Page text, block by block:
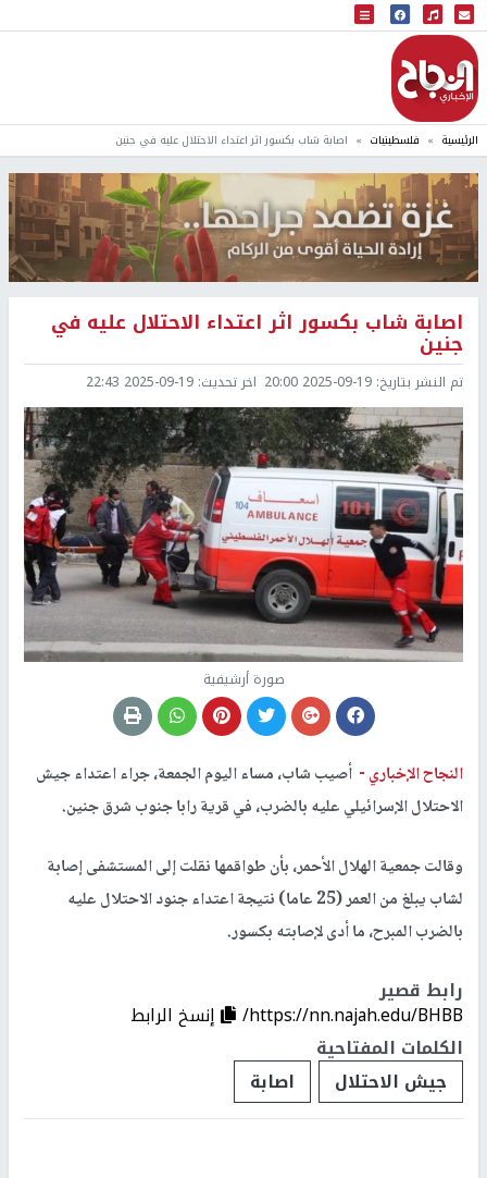
البث المباشر
إذاعة النجاح
الرئيسية فلسطينيات اصابة شاب بكسور اثر اعتداء الاحتلال عليه في جنين
اصابة شاب بكسور اثر اعتداء الاحتلال عليه في
جنين
تم النشر بتاريخ: 2025-09-19 20:00 اخر تحديث: 2025-09-19 22:43
صورة أرشيفية
النجاح الإخباري - أصيب شاب، مساء اليوم الجمعة، جراء اعتداء جيش
الاحتلال الإسرائيلي عليه بالضرب، في قرية رابا جنوب شرق جنين.
وقالت جمعية الهلال الأحمر، بأن طواقمها نقلت إلى المستشفى إصابة
لشاب يبلغ من العمر (25 عاما) نتيجة اعتداء جنود الاحتلال عليه
بالضرب المبرح، ما أدى لإصابته بكسور.
رابط قصير
https://nn.najah.edu/BHBB/
إنسخ الرابط
الكلمات المفتاحية
جيش الاحتلال
اصابة